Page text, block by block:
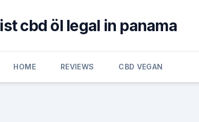
ist cbd öl legal in panama
HOME REVIEWS CBD VEGAN